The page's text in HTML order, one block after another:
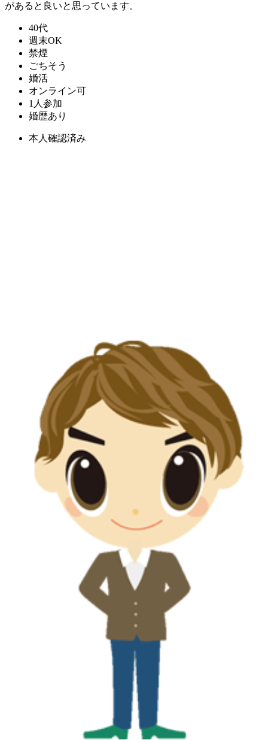
があると良いと思っています。
40代
週末OK
禁煙
ごちそう
婚活
オンライン可
1人参加
婚歴あり
本人確認済み